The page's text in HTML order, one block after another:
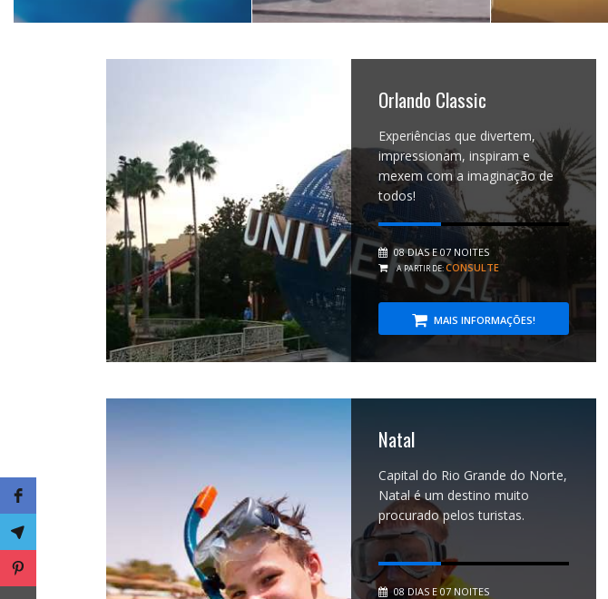
Orlando Classic
Experiências que divertem,
impressionam, inspiram e
mexem com a imaginação de
todos!
08 DIAS E 07 NOITES
A PARTIR DE:CONSULTE
MAIS INFORMAÇÕES!
Natal
Capital do Rio Grande do Norte,
Natal é um destino muito
procurado pelos turistas.
08 DIAS E 07 NOITES